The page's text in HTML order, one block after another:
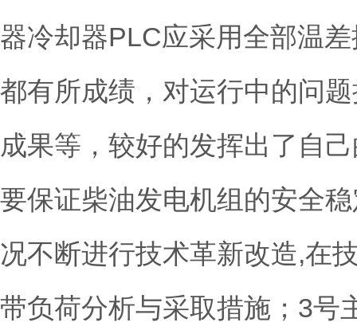
器冷却器PLC应采用全部温
都有所成绩，对运行中的问
成果等，较好的发挥出了自
要保证柴油发电机组的安全
况不断进行技术革新改造,在
带负荷分析与采取措施；3号